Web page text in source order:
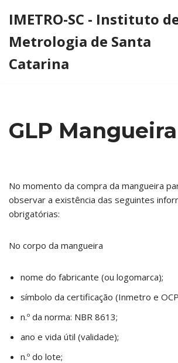
para
o
IMETRO-SC - Instituto
Metrologia de Santa
Catarina
GLP Mangueira
No momento da compra da mangueira
observar a existência das seguintes
obrigatórias:
No corpo da mangueira
nome do fabricante (ou logomarca);
símbolo da certificação (Inmetro e
n.º da norma: NBR 8613;
ano e vida útil (validade);
n.º do lote;